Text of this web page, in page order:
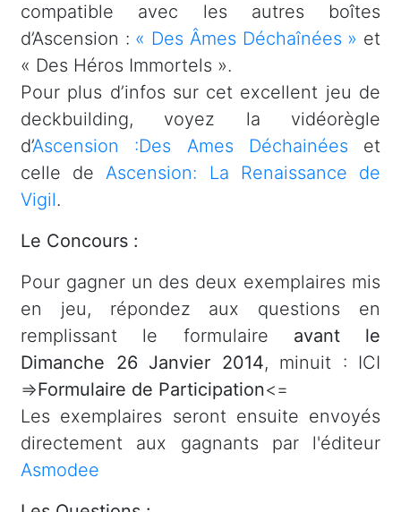
compatible avec les autres boîtes
d’Ascension : « Des Âmes Déchaînées » et
« Des Héros Immortels ».
Pour plus d’infos sur cet excellent jeu de
deckbuilding, voyez la vidéorègle
d’Ascension :Des Ames Déchainées et
celle deAscension: La Renaissance de
Vigil.
Le Concours :
Pour gagner un des deux exemplaires mis
en jeu, répondez aux questions en
remplissant le formulaire avant le
Dimanche 26 Janvier 2014, minuit : ICI
=>Formulaire de Participation<=
Les exemplaires seront ensuite envoyés
directement aux gagnants par l'éditeur
Asmodee